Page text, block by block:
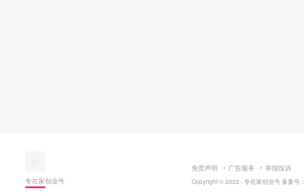
专在家创业号
免责声明 广告服务 举报投诉
Copyright © 2022 · 专在家创业号备案号：